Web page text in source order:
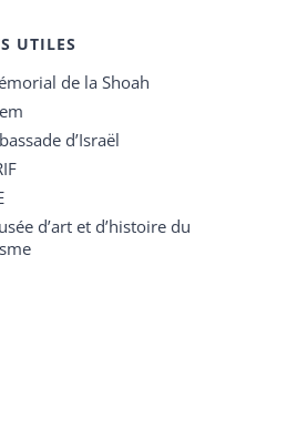
UTILES
de la Shoah
d’Israël
d’art et d’histoire du